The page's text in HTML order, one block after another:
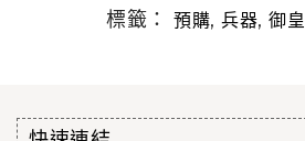
標籤： 預購, 兵器, 御皇